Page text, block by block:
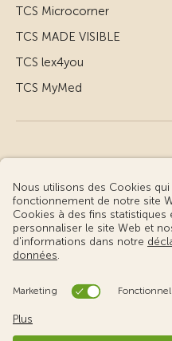
TCS Microcorner
TCS MADE VISIBLE
TCS lex4you
TCS MyMed
Conditions
Gestion